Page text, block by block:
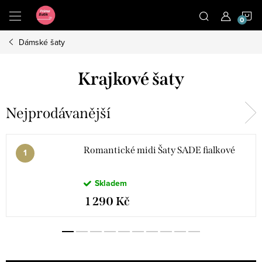
obsah
Dámské šaty
Krajkové šaty
Nejprodávanější
Romantické midi Šaty SADE fialkové
Skladem
1 290 Kč